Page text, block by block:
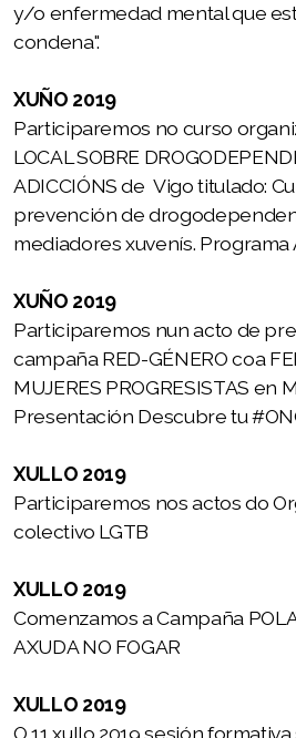
y/o enfermedad mental que
condena".
XUÑO 2019
Participaremos no curso
LOCAL SOBRE
ADICCIÓNS de Vigo titulado:
prevención de
mediadores xuvenís. Programa
XUÑO 2019
Participaremos nun acto de
campaña RED-GÉNERO coa
MUJERES PROGRESISTAS en
Presentación Descubre tu
XULLO 2019
Participaremos nos actos do
colectivo LGTB
XULLO 2019
Comenzamos a Campaña
AXUDA NO FOGAR
XULLO 2019
O 11 xullo 2019 sesión
Campaña PON UN@ AVOGAD@ NA
Campaña EXERCEDEMULLER
Campaña POR UNA MASCARILLA
PARA TOD@S
CON SORDERA
Campaña CONTRA AS DEMORAS
NA TRAMITACIÓN GRAOS
Eventos 2019 2020